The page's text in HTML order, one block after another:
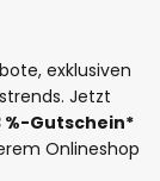
exklusiven
Jetzt
%-Gutschein*
Onlineshop